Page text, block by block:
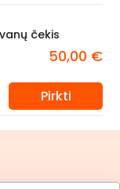
čekis
50,00 €
Pirkti